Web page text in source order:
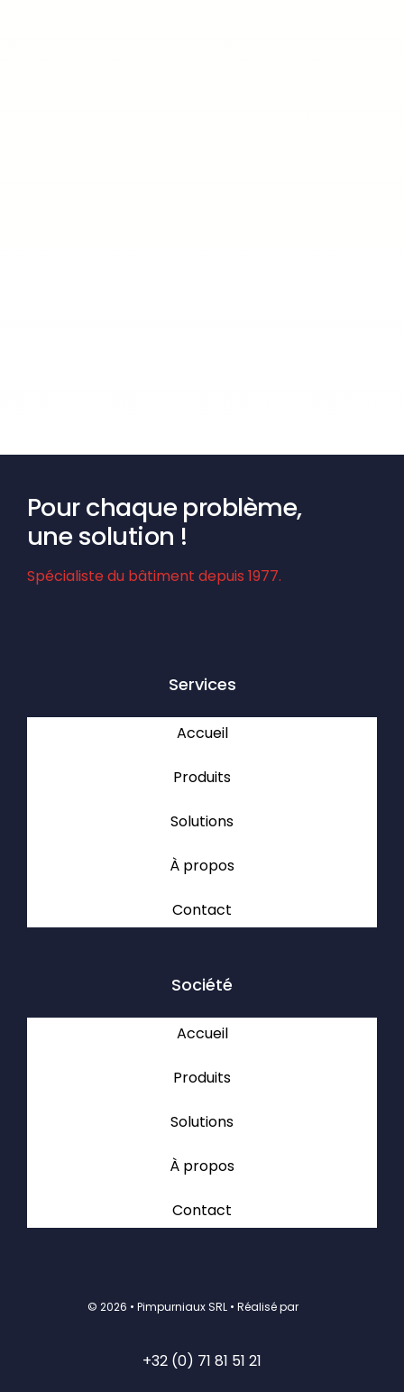
Pour chaque problème,
une solution !
Spécialiste du bâtiment depuis 1977.
Services
Accueil
Produits
Solutions
À propos
Contact
Société
Accueil
Produits
Solutions
À propos
Contact
© 2026 • Pimpurniaux SRL • Réalisé par
+32 (0) 71 81 51 21